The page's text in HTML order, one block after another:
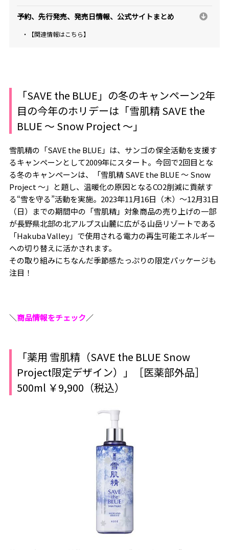
予約、先行発売、発売日情報、公式サイトまとめ
・【関連情報はこちら】
「SAVE the BLUE」の冬のキャンペーン2年
目の今年のホリデーは「雪肌精 SAVE the
BLUE ～ Snow Project ～」
雪肌精の「SAVE the BLUE」は、サンゴの保全活動を支援す
るキャンペーンとして2009年にスタート。今回で2回目とな
る冬のキャンペーンは、「雪肌精 SAVE the BLUE ～ Snow
Project ～」と題し、温暖化の原因となるCO2削減に貢献す
る“雪を守る”活動を実施。2023年11月16日（木）～12月31日
（日）までの期間中の「雪肌精」対象商品の売り上げの一部
が長野県北部の北アルプス山麓に広がる山岳リゾートである
「Hakuba Valley」で使用される電力の再生可能エネルギー
への切り替えに活かされます。
その取り組みにちなんだ季節感たっぷりの限定パッケージも
注目！
＼商品情報をチェック／
「薬用 雪肌精（SAVE the BLUE Snow
Project限定デザイン）」［医薬部外品］
500ml ￥9,900（税込）